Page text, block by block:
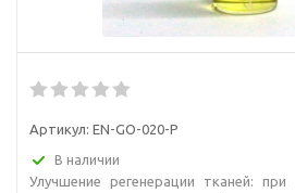
Артикул: EN-GO-020-P
В наличии
Улучшение регенерации тканей: